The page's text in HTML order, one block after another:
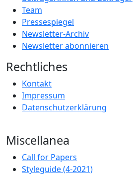
Team
Pressespiegel
Newsletter-Archiv
Newsletter abonnieren
Rechtliches
Kontakt
Impressum
Datenschutzerklärung
Miscellanea
Call for Papers
Styleguide (4-2021)